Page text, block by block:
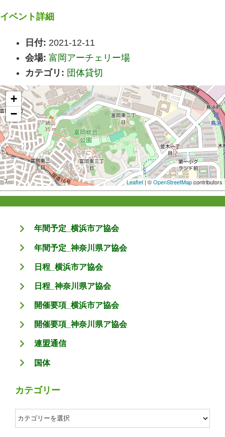
イベント詳細
日付: 2021-12-11
会場: 富岡アーチェリー場
カテゴリ: 団体貸切
+
−
Leaflet | ©OpenStreetMapcontributors
年間予定_横浜市ア協会
年間予定_神奈川県ア協会
日程_横浜市ア協会
日程_神奈川県ア協会
開催要項_横浜市ア協会
開催要項_神奈川県ア協会
連盟通信
国体
カテゴリー
カ
テ